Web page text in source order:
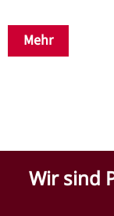
Mehr
Wir sind